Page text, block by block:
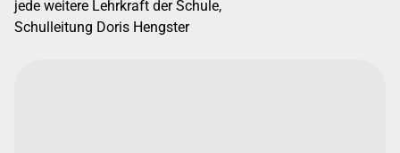
jede weitere Lehrkraft der Schule,
Schulleitung Doris Hengster